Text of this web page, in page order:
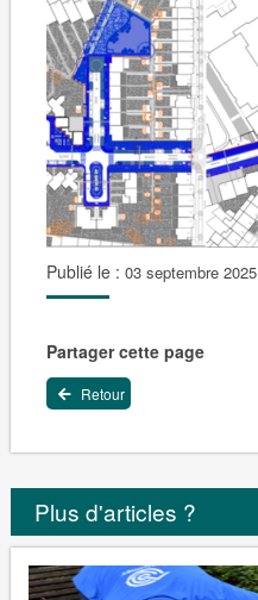
Publié le : 03 septembre 2025
Partager cette page
Retour
Plus d'articles ?